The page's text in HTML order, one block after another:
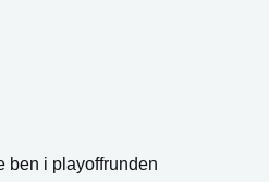
ben i playoffrunden